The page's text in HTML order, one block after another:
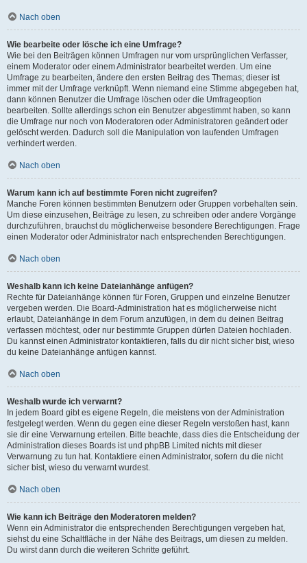
Nach oben
Wie bearbeite oder lösche ich eine Umfrage?
Wie bei den Beiträgen können Umfragen nur vom ursprünglichen Verfasser,
einem Moderator oder einem Administrator bearbeitet werden. Um eine
Umfrage zu bearbeiten, ändere den ersten Beitrag des Themas; dieser ist
immer mit der Umfrage verknüpft. Wenn niemand eine Stimme abgegeben hat,
dann können Benutzer die Umfrage löschen oder die Umfrageoption
bearbeiten. Sollte allerdings schon ein Benutzer abgestimmt haben, so kann
die Umfrage nur noch von Moderatoren oder Administratoren geändert oder
gelöscht werden. Dadurch soll die Manipulation von laufenden Umfragen
verhindert werden.
Nach oben
Warum kann ich auf bestimmte Foren nicht zugreifen?
Manche Foren können bestimmten Benutzern oder Gruppen vorbehalten sein.
Um diese einzusehen, Beiträge zu lesen, zu schreiben oder andere Vorgänge
durchzuführen, brauchst du möglicherweise besondere Berechtigungen. Frage
einen Moderator oder Administrator nach entsprechenden Berechtigungen.
Nach oben
Weshalb kann ich keine Dateianhänge anfügen?
Rechte für Dateianhänge können für Foren, Gruppen und einzelne Benutzer
vergeben werden. Die Board-Administration hat es möglicherweise nicht
erlaubt, Dateianhänge in dem Forum anzufügen, in dem du deinen Beitrag
verfassen möchtest, oder nur bestimmte Gruppen dürfen Dateien hochladen.
Du kannst einen Administrator kontaktieren, falls du dir nicht sicher bist, wieso
du keine Dateianhänge anfügen kannst.
Nach oben
Weshalb wurde ich verwarnt?
In jedem Board gibt es eigene Regeln, die meistens von der Administration
festgelegt werden. Wenn du gegen eine dieser Regeln verstoßen hast, kann
sie dir eine Verwarnung erteilen. Bitte beachte, dass dies die Entscheidung der
Administration dieses Boards ist und phpBB Limited nichts mit dieser
Verwarnung zu tun hat. Kontaktiere einen Administrator, sofern du die nicht
sicher bist, wieso du verwarnt wurdest.
Nach oben
Wie kann ich Beiträge den Moderatoren melden?
Wenn ein Administrator die entsprechenden Berechtigungen vergeben hat,
siehst du eine Schaltfläche in der Nähe des Beitrags, um diesen zu melden.
Du wirst dann durch die weiteren Schritte geführt.